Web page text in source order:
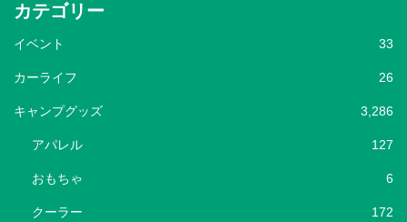
カテゴリー
イベント 33
カーライフ 26
キャンプグッズ 3,286
アパレル 127
おもちゃ 6
クーラー 172